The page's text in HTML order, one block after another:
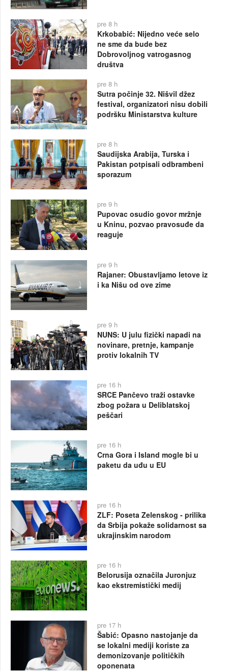
pre 8 h
Krkobabić: Nijedno veće selo
ne sme da bude bez
Dobrovoljnog vatrogasnog
društva
pre 8 h
Sutra počinje 32. Nišvil džez
festival, organizatori nisu dobili
podršku Ministarstva kulture
pre 8 h
Saudijska Arabija, Turska i
Pakistan potpisali odbrambeni
sporazum
pre 9 h
Pupovac osudio govor mržnje
u Kninu, pozvao pravosuđe da
reaguje
pre 9 h
Rajaner: Obustavljamo letove iz
i ka Nišu od ove zime
pre 9 h
NUNS: U julu fizički napadi na
novinare, pretnje, kampanje
protiv lokalnih TV
pre 16 h
SRCE Pančevo traži ostavke
zbog požara u Deliblatskoj
peščari
pre 16 h
Crna Gora i Island mogle bi u
paketu da uđu u EU
pre 16 h
ZLF: Poseta Zelenskog - prilika
da Srbija pokaže solidarnost sa
ukrajinskim narodom
pre 16 h
Belorusija označila Juronjuz
kao ekstremistički medij
pre 17 h
Šabić: Opasno nastojanje da
se lokalni mediji koriste za
demonizovanje političkih
oponenata